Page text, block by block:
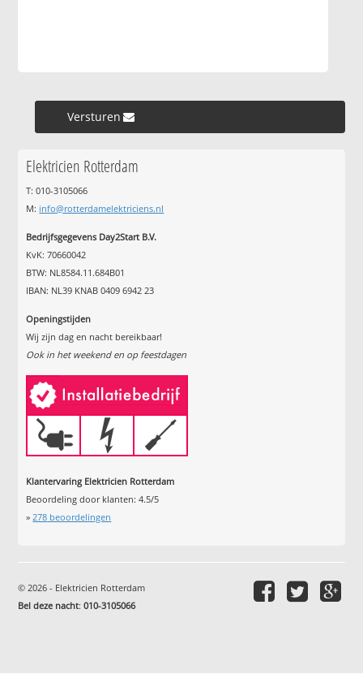
Versturen »
Elektricien Rotterdam
T: 010-3105066
M: info@rotterdamelektriciens.nl
Bedrijfsgegevens Day2Start B.V.
KvK: 70660042
BTW: NL8584.11.684B01
IBAN: NL39 KNAB 0409 6942 23
Openingstijden
Wij zijn dag en nacht bereikbaar!
Ook in het weekend en op feestdagen
Klantervaring Elektricien Rotterdam
Beoordeling door klanten:4.5/5
»278 beoordelingen
© 2026 - Elektricien Rotterdam
Bel deze nacht:010-3105066